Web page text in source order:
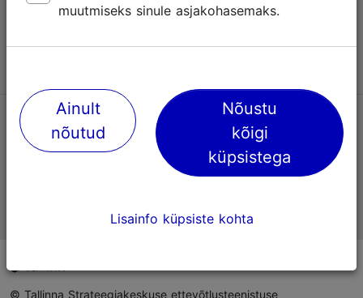
Võta meiega ühendust
TripAdvisori® hinnangud ja arvustused
© Tallinna Strateegiakeskuse ettevõtlusteenistuse
muutmiseks sinule asjakohasemaks.
Ainult
nõutud
Nõustu
kõigi
küpsistega
Lisainfo küpsiste kohta